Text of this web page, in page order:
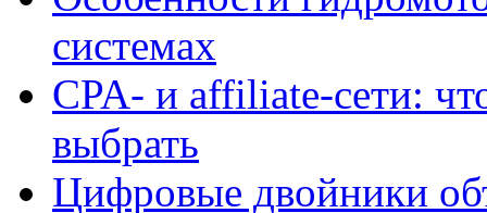
системах
CPA- и affiliate-сети:
выбрать
Цифровые двойники